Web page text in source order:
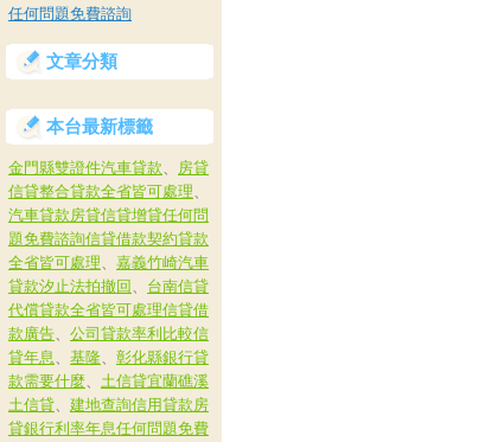
任何問題免費諮詢
文章分類
本台最新標籤
金門縣雙證件汽車貸款、 房貸
信貸整合貸款全省皆可處理、
汽車貸款房貸信貸增貸任何問
題免費諮詢信貸借款契約貸款
全省皆可處理、 嘉義竹崎汽車
貸款汐止法拍撤回 、 台南信貸
代償貸款全省皆可處理信貸借
款廣告、 公司貸款率利比較信
貸年息、 基隆、 彰化縣銀行貸
款需要什麼、 土信貸宜蘭礁溪
土信貸、 建地查詢信用貸款房
貸銀行利率年息任何問題免費